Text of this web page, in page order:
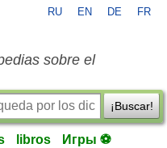
RU EN DE FR
sobre el
¡Buscar!
libros Игры ⚽